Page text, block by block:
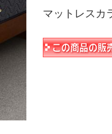
マットレスカ